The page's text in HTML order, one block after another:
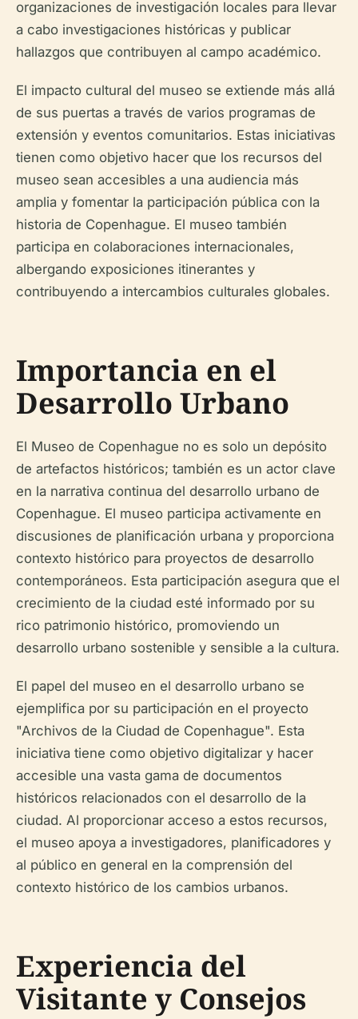
organizaciones de investigación locales para llevar
a cabo investigaciones históricas y publicar
hallazgos que contribuyen al campo académico.
El impacto cultural del museo se extiende más allá
de sus puertas a través de varios programas de
extensión y eventos comunitarios. Estas iniciativas
tienen como objetivo hacer que los recursos del
museo sean accesibles a una audiencia más
amplia y fomentar la participación pública con la
historia de Copenhague. El museo también
participa en colaboraciones internacionales,
albergando exposiciones itinerantes y
contribuyendo a intercambios culturales globales.
Importancia en el
Desarrollo Urbano
El Museo de Copenhague no es solo un depósito
de artefactos históricos; también es un actor clave
en la narrativa continua del desarrollo urbano de
Copenhague. El museo participa activamente en
discusiones de planificación urbana y proporciona
contexto histórico para proyectos de desarrollo
contemporáneos. Esta participación asegura que el
crecimiento de la ciudad esté informado por su
rico patrimonio histórico, promoviendo un
desarrollo urbano sostenible y sensible a la cultura.
El papel del museo en el desarrollo urbano se
ejemplifica por su participación en el proyecto
"Archivos de la Ciudad de Copenhague". Esta
iniciativa tiene como objetivo digitalizar y hacer
accesible una vasta gama de documentos
históricos relacionados con el desarrollo de la
ciudad. Al proporcionar acceso a estos recursos,
el museo apoya a investigadores, planificadores y
al público en general en la comprensión del
contexto histórico de los cambios urbanos.
Experiencia del
Visitante y Consejos